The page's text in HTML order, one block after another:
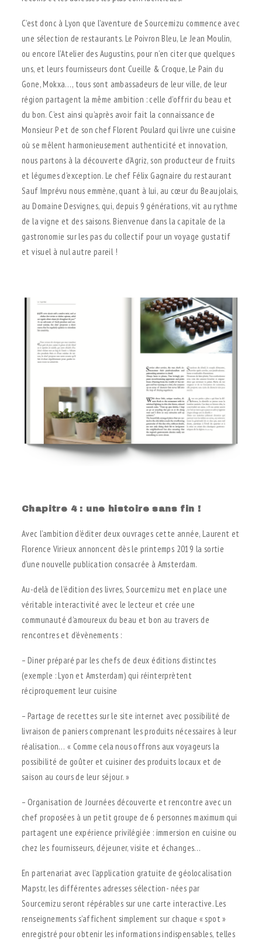
C’est donc à Lyon que l’aventure de Sourcemizu commence avec
une sélection de restaurants. Le Poivron Bleu, Le Jean Moulin,
ou encore l’Atelier des Augustins, pour n’en citer que quelques
uns, et leurs fournisseurs dont Cueille & Croque, Le Pain du
Gone, Mokxa…, tous sont ambassadeurs de leur ville, de leur
région partagent la même ambition : celle d’offrir du beau et
du bon. C’est ainsi qu’après avoir fait la connaissance de
Monsieur P et de son chef Florent Poulard qui livre une cuisine
où se mêlent harmonieusement authenticité et innovation,
nous partons à la découverte d’Agriz, son producteur de fruits
et légumes d’exception. Le chef Félix Gagnaire du restaurant
Sauf Imprévu nous emmène, quant à lui, au cœur du Beaujolais,
au Domaine Desvignes, qui, depuis 9 générations, vit au rythme
de la vigne et des saisons. Bienvenue dans la capitale de la
gastronomie sur les pas du collectif pour un voyage gustatif
et visuel à nul autre pareil !
Chapitre 4 : une histoire sans fin !
Avec l’ambition d’éditer deux ouvrages cette année, Laurent et
Florence Virieux annoncent dès le printemps 2019 la sortie
d’une nouvelle publication consacrée à Amsterdam.
Au-delà de l’édition des livres, Sourcemizu met en place une
véritable interactivité avec le lecteur et crée une
communauté d’amoureux du beau et bon au travers de
rencontres et d’évènements :
– Diner préparé par les chefs de deux éditions distinctes
(exemple : Lyon et Amsterdam) qui réinterprètent
réciproquement leur cuisine
– Partage de recettes sur le site internet avec possibilité de
livraison de paniers comprenant les produits nécessaires à leur
réalisation… « Comme cela nous offrons aux voyageurs la
possibilité de goûter et cuisiner des produits locaux et de
saison au cours de leur séjour. »
– Organisation de Journées découverte et rencontre avec un
chef proposées à un petit groupe de 6 personnes maximum qui
partagent une expérience privilégiée : immersion en cuisine ou
chez les fournisseurs, déjeuner, visite et échanges…
En partenariat avec l’application gratuite de géolocalisation
Mapstr, les différentes adresses sélection- nées par
Sourcemizu seront répérables sur une carte interactive. Les
renseignements s’affichent simplement sur chaque « spot »
enregistré pour obtenir les informations indispensables, telles